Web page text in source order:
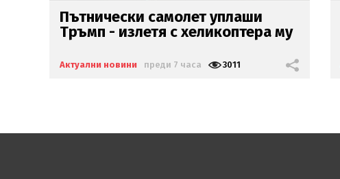
След буряв мрежата:Диамант
изтри профила си във фейсук
Актуални новини преди 7 часа 6726